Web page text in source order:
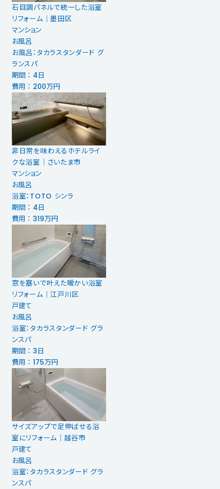
石目調パネルで統一した浴室
リフォーム｜墨田区
マンション
お風呂
お風呂：タカラスタンダード グ
ランスパ
期間 ： 4日
費用 ： 200万円
非日常を味わえるホテルライ
クな浴室｜さいたま市
マンション
お風呂
浴室：TOTO シンラ
期間 ： 4日
費用 ： 319万円
窓を塞いで叶えた暖かい浴室
リフォーム｜江戸川区
戸建て
お風呂
浴室：タカラスタンダード グラ
ンスパ
期間 ： 3日
費用 ： 175万円
サイズアップで足伸ばせる浴
室にリフォーム｜越谷市
戸建て
お風呂
浴室：タカラスタンダード グラ
ンスパ